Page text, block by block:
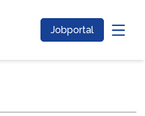
Jobportal